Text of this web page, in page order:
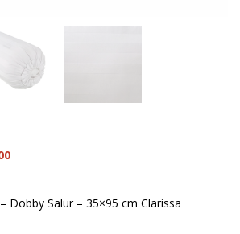
Rp84.100.
Dobby Salur – 35×95 cm Clarissa